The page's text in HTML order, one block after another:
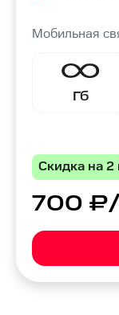
Мобильная
Гб
Скидка на 2
700